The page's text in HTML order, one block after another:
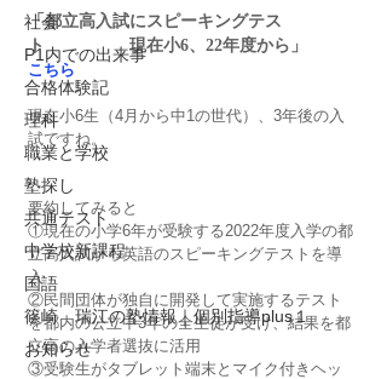
社会
P1内での出来事
合格体験記
理科
職業と学校
塾探し
共通テスト
中学校新課程
国語
篠崎 瑞江の塾情報｜個別指導plus１
お知らせ
「都立高入試にスピーキングテス
ト　　　　　現在小6、22年度から」
こちら
現在小6生（4月から中1の世代）、3年後の入
試ですね。
要約してみると
①現在の小学6年が受験する2022年度入学の都
立高入試から英語のスピーキングテストを導
入
②民間団体が独自に開発して実施するテスト
を都内の公立中3年の全生徒が受け、結果を都
立高の入学者選抜に活用
③受験生がタブレット端末とマイク付きヘッ